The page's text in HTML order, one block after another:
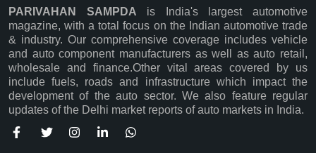
Subscribe
PARIVAHAN SAMPDA is India's largest automotive
magazine, with a total focus on the Indian automotive trade
& industry. Our comprehensive coverage includes vehicle
and auto component manufacturers as well as auto retail,
wholesale and finance.Other vital areas covered by us
include fuels, roads and infrastructure which impact the
development of the auto sector. We also feature regular
updates of the Delhi market reports of auto markets in India.